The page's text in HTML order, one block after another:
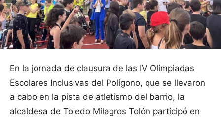
En la jornada de clausura de las IV Olimpiadas
Escolares Inclusivas del Polígono, que se llevaron
a cabo en la pista de atletismo del barrio, la
alcaldesa de Toledo Milagros Tolón participó en